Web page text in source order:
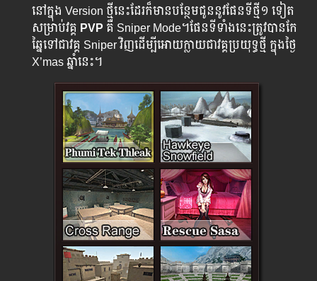
នៅក្នុង Version ថ្មី​នេះ​ដែរ​ក៏​មាន​បន្ថែម​ជូន​នូវ​ផែន​ទីថ្មី​១ ទៀត​
សម្រាប់​វគ្គ​ PVP គឺ Sniper​ Mode។ផែន​ទី​ទាំង​នេះ​ត្រូវ​បាន​កែ​
ឆ្នៃ​ទៅ​ជា​វគ្គ ​Sniper​ ​វិញ​ដើម្បី​អោយ​ក្លាយ​ជា​វគ្គ​ប្រយុទ្ធ​ថ្មី​ ​ក្នុង​ថ្ងៃ​
X’mas ​ឆ្នាំ​នេះ​។